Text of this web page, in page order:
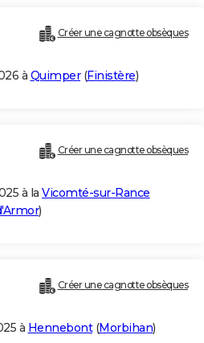
Créer une cagnotte obsèques
à Quimper(Finistère)
Créer une cagnotte obsèques
à la Vicomté-sur-Rance
)
Créer une cagnotte obsèques
à Hennebont(Morbihan)